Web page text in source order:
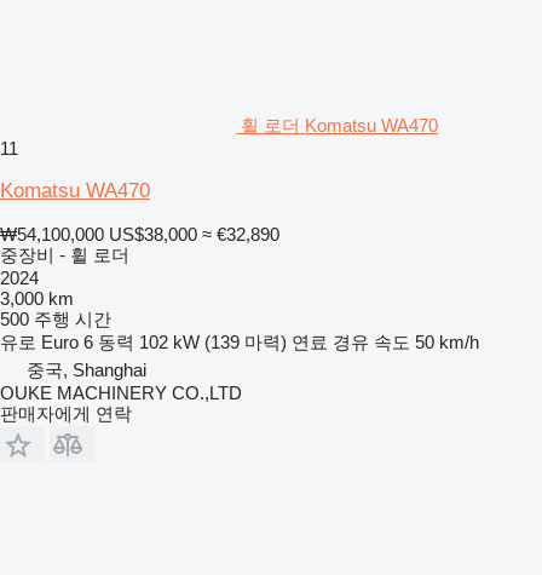
휠 로더 Komatsu WA470
11
Komatsu WA470
₩54,100,000 US$38,000 ≈ €32,890
중장비 - 휠 로더
2024
3,000 km
500 주행 시간
유로 Euro 6 동력 102 kW (139 마력) 연료 경유 속도 50 km/h
중국, Shanghai
OUKE MACHINERY CO.,LTD
판매자에게 연락